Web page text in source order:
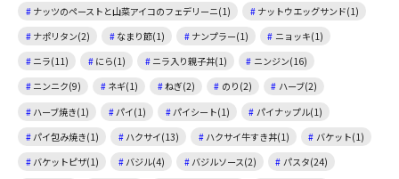
ナッツのペーストと山菜アイコのフェデリーニ(1)
ナットウエッグサンド(1)
ナポリタン(2)
なまり節(1) ナンプラー(1)
ニョッキ(1)
ニラ(11)
にら(1) ニラ入り親子丼(1)
ニンジン(16)
ニンニク(9)
ネギ(1) ねぎ(2) のり(2)
ハーブ(2)
ハーブ焼き(1)
パイ(1) パイシート(1)
パイナップル(1)
パイ包み焼き(1)
ハクサイ(13) ハクサイ牛すき丼(1)
バケット(1)
バケットピザ(1)
バジル(4) バジルソース(2)
パスタ(24)